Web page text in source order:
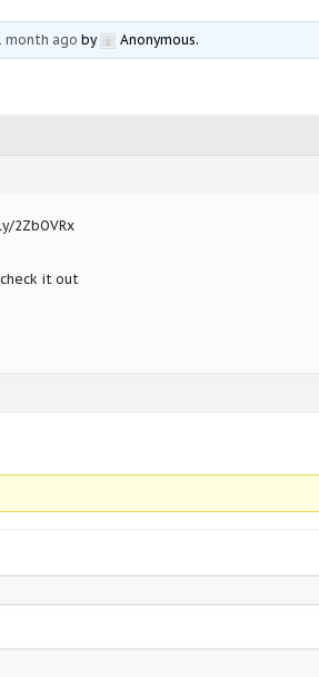
month ago by Anonymous.
2ZbOVRx
it out